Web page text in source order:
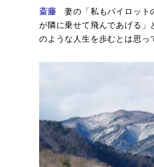
斎藤 妻の「私もパイロット
が隣に乗せて飛んであげる
のような人生を歩むとは思っ